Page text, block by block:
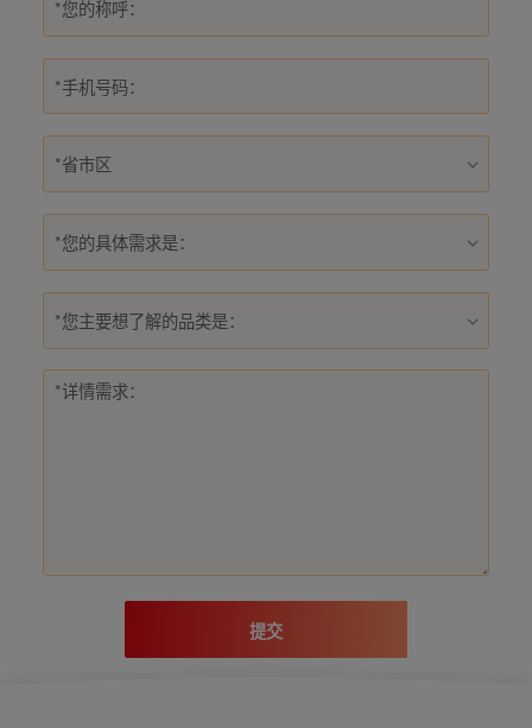
*您的具体需求是：
*您主要想了解的品类是：
提交